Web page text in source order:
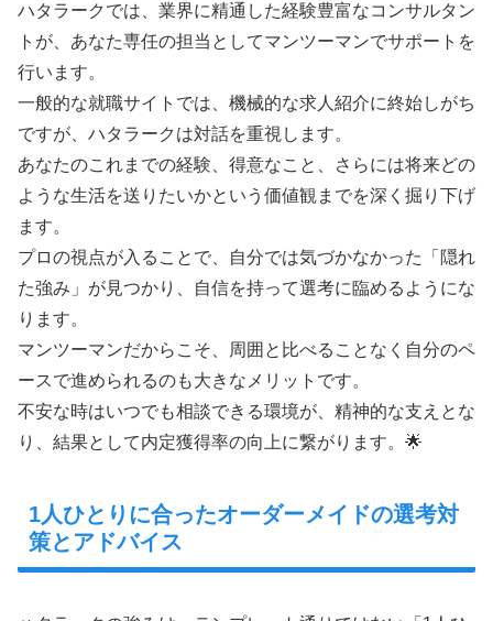
ハタラークでは、業界に精通した経験豊富なコンサルタン
トが、あなた専任の担当としてマンツーマンでサポートを
行います。
一般的な就職サイトでは、機械的な求人紹介に終始しがち
ですが、ハタラークは対話を重視します。
あなたのこれまでの経験、得意なこと、さらには将来どの
ような生活を送りたいかという価値観までを深く掘り下げ
ます。
プロの視点が入ることで、自分では気づかなかった「隠れ
た強み」が見つかり、自信を持って選考に臨めるようにな
ります。
マンツーマンだからこそ、周囲と比べることなく自分のペ
ースで進められるのも大きなメリットです。
不安な時はいつでも相談できる環境が、精神的な支えとな
り、結果として内定獲得率の向上に繋がります。🌟
1人ひとりに合ったオーダーメイドの選考対
策とアドバイス